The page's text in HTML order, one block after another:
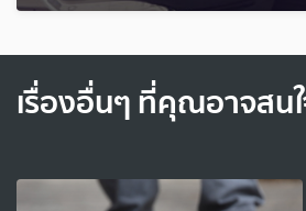
เรื่องอื่นๆ ที่คุณอาจสน